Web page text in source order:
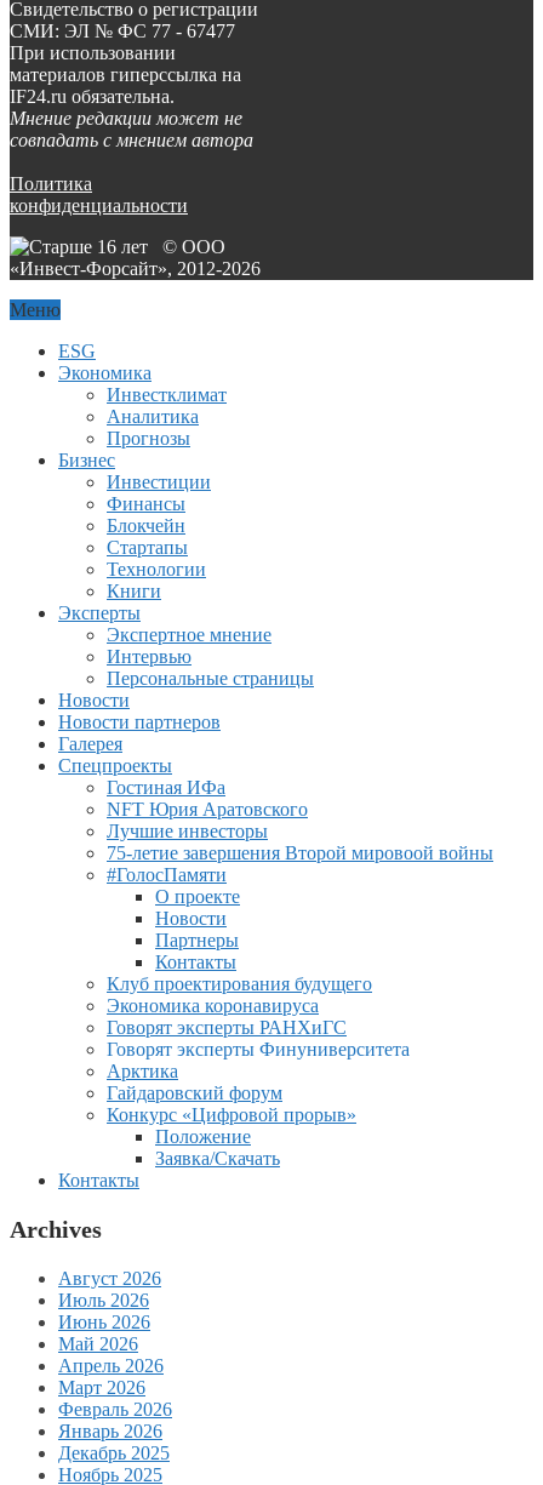
Свидетельство о регистрации
СМИ: ЭЛ № ФС 77 - 67477
При использовании
материалов гиперссылка на
IF24.ru обязательна.
Мнение редакции может не
совпадать с мнением автора
Политика
конфиденциальности
© ООО
«Инвест-Форсайт», 2012-2026
Меню
ESG
Экономика
Инвестклимат
Аналитика
Прогнозы
Бизнес
Инвестиции
Финансы
Блокчейн
Стартапы
Технологии
Книги
Эксперты
Экспертное мнение
Интервью
Персональные страницы
Новости
Новости партнеров
Галерея
Спецпроекты
Гостиная ИФа
NFT Юрия Аратовского
Лучшие инвесторы
75-летие завершения Второй мировоой войны
#ГолосПамяти
О проекте
Новости
Партнеры
Контакты
Клуб проектирования будущего
Экономика коронавируса
Говорят эксперты РАНХиГС
Говорят эксперты Финуниверситета
Арктика
Гайдаровский форум
Конкурс «Цифровой прорыв»
Положение
Заявка/Скачать
Контакты
Archives
Август 2026
Июль 2026
Июнь 2026
Май 2026
Апрель 2026
Март 2026
Февраль 2026
Январь 2026
Декабрь 2025
Ноябрь 2025